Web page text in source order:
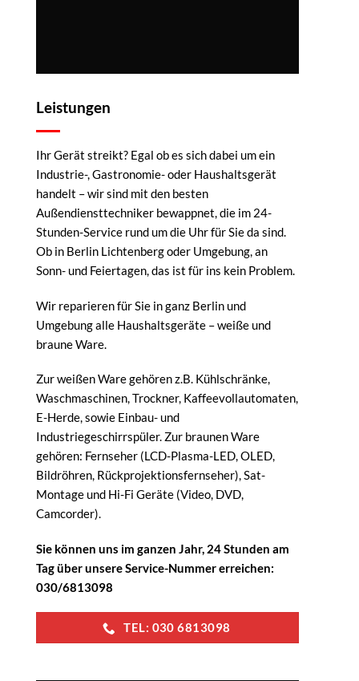
Leistungen
Ihr Gerät streikt? Egal ob es sich dabei um ein
Industrie-, Gastronomie- oder Haushaltsgerät
handelt – wir sind mit den besten
Außendiensttechniker bewappnet, die im 24-
Stunden-Service rund um die Uhr für Sie da sind.
Ob in Berlin Lichtenberg oder Umgebung, an
Sonn- und Feiertagen, das ist für ins kein Problem.
Wir reparieren für Sie in ganz Berlin und
Umgebung alle Haushaltsgeräte – weiße und
braune Ware.
Zur weißen Ware gehören z.B. Kühlschränke,
Waschmaschinen, Trockner, Kaffeevollautomaten,
E-Herde, sowie Einbau- und
Industriegeschirrspüler. Zur braunen Ware
gehören: Fernseher (LCD-Plasma-LED, OLED,
Bildröhren, Rückprojektionsfernseher), Sat-
Montage und Hi-Fi Geräte (Video, DVD,
Camcorder).
Sie können uns im ganzen Jahr, 24 Stunden am
Tag über unsere Service-Nummer erreichen:
030/6813098
TEL: 030 6813098